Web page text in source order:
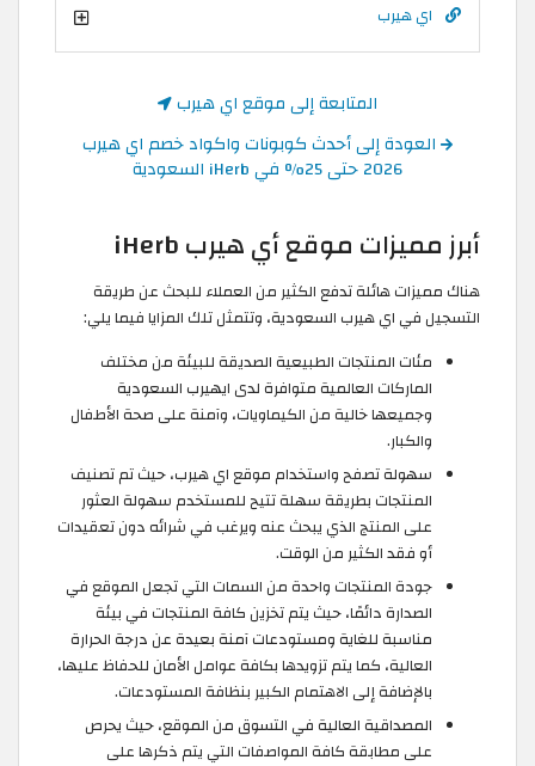
اي هيرب
المتابعة إلى موقع اي هيرب
العودة إلى أحدث كوبونات واكواد خصم اي هيرب
2026 حتى 25% في iHerb السعودية
أبرز مميزات موقع أي هيرب iHerb
هناك مميزات هائلة تدفع الكثير من العملاء للبحث عن طريقة
التسجيل في اي هيرب السعودية، وتتمثل تلك المزايا فيما يلي:
مئات المنتجات الطبيعية الصديقة للبيئة من مختلف
الماركات العالمية متوافرة لدى ايهيرب السعودية
وجميعها خالية من الكيماويات، وآمنة على صحة الأطفال
والكبار.
سهولة تصفح واستخدام موقع اي هيرب، حيث تم تصنيف
المنتجات بطريقة سهلة تتيح للمستخدم سهولة العثور
على المنتج الذي يبحث عنه ويرغب في شرائه دون تعقيدات
أو فقد الكثير من الوقت.
جودة المنتجات واحدة من السمات التي تجعل الموقع في
الصدارة دائمًا، حيث يتم تخزين كافة المنتجات في بيئة
مناسبة للغاية ومستودعات آمنة بعيدة عن درجة الحرارة
العالية، كما يتم تزويدها بكافة عوامل الأمان للحفاظ عليها،
بالإضافة إلى الاهتمام الكبير بنظافة المستودعات.
المصداقية العالية في التسوق من الموقع، حيث يحرص
على مطابقة كافة المواصفات التي يتم ذكرها على